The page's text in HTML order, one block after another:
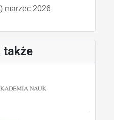
marzec 2026
także